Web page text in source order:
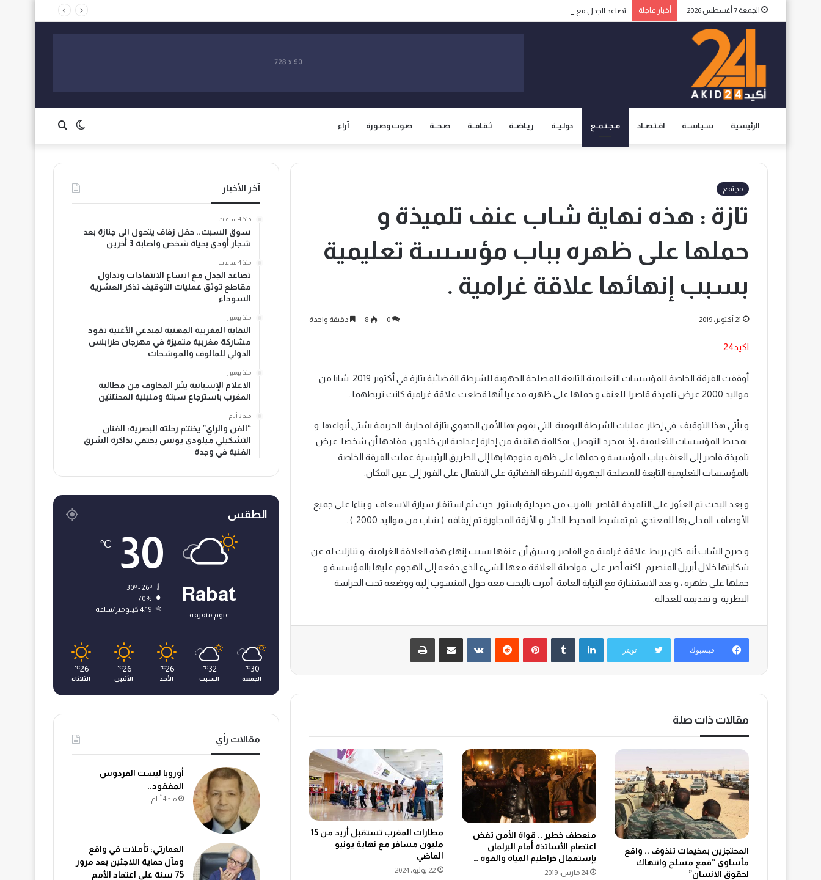
الجمعة 7 أغسطس 2026 أخبار عاجلة تصاعد الجدل مع اتساع الانتقادات وتداول مقاطع توثق عمليات التوقيف تذكر العشرية السوداء
الرئيسية سـيـاســة اقـتـصــاد مـجـتـمــع دولـيــة ريـاضــة ثـقـافــة صـحــة صـوت وصـورة آراء الوضع
المظلم
مجتمع
تازة : هذه نهاية شاب عنف تلميذة و
حملها على ظهره بباب مؤسسة تعليمية
بسبب إنهائها علاقة غرامية .
21 أكتوبر، 2019 0
8 دقيقة واحدة
اكيد24
أوقفت الفرقة الخاصة للمؤسسات التعليمية التابعة للمصلحة الجهوية للشرطة القضائية بتازة في أكتوبر 2019 شابا من
مواليد 2000 عرض تلميذة قاصرا للعنف و حملها على ظهره مدعيا أنها قطعت علاقة غرامية كانت تربطهما .
و يأتي هذا التوقيف في إطار عمليات الشرطة اليومية التي يقوم بها الأمن الجهوي بتازة لمحاربة الجريمة بشتى أنواعها و
بمحيط المؤسسات التعليمية ، إذ بمجرد التوصل بمكالمة هاتفية من إدارة إعدادية ابن خلدون مفادها أن شخصا عرض
تلميذة قاصر إلى العنف بباب المؤسسة و حملها على ظهره متوجها بها إلى الطريق الرئيسية عملت الفرقة الخاصة
بالمؤسسات التعليمية التابعة للمصلحة الجهوية للشرطة القضائية على الانتقال على الفور إلى عين المكان.
و بعد البحث تم العثور على التلميذة القاصر بالقرب من صيدلية باستور حيث ثم استنفار سيارة الاسعاف و بناءا على جميع
الأوصاف المدلى بها للمعتدي تم تمشيط المحيط الدائر و الأزقة المجاورة تم إيقافه ( شاب من مواليد 2000 ) .
و صرح الشاب أنه كان يربط علاقة غرامية مع القاصر و سبق أن عنفها بسبب إنهاء هذه العلاقة الغرامية و تنازلت له عن
شكايتها خلال أبريل المنصرم . لكنه أصر على مواصلة العلاقة معها الشيء الذي دفعه إلى الهجوم عليها بالمؤسسة و
حملها على ظهره ، و بعد الاستشارة مع النيابة العامة أمرت بالبحث معه حول المنسوب إليه ووضعه تحت الحراسة
النظرية و تقديمه للعدالة.
فيسبوك تويتر
لينكدإن بينتيريست ‏VKontakte
مقالات ذات صلة
المحتجزين بمخيمات تنذوف .. واقع
مأساوي “قمع مسلح وانتهاك
لحقوق الانسان”
منعطف خطير .. قواة الأمن تفض
اعتصام الأساتذة أمام البرلمان
بإستعمال خراطيم المياه والقوة …
24 مارس، 2019
مطارات المغرب تستقبل أزيد من 15
مليون مسافر مع نهاية يونيو
الماضي
22 يوليو، 2024
آخر الأخبار
منذ 4 ساعات
سوق السبت.. حفل زفاف يتحول الى جنازة بعد
شجار أودى بحياة شخص واصابة 3 أخرين
منذ 4 ساعات
تصاعد الجدل مع اتساع الانتقادات وتداول
مقاطع توثق عمليات التوقيف تذكر العشرية
السوداء
منذ يومين
النقابة المغربية المهنية لمبدعي الأغنية تقود
مشاركة مغربية متميزة في مهرجان طرابلس
الدولي للمالوف والموشحات
منذ يومين
الاعلام الإسبانية يثير المخاوف من مطالبة
المغرب باسترجاع سبتة ومليلية المحتلتين
منذ 3 أيام
“الفن والراي” يختتم رحلته البصرية: الفنان
التشكيلي ميلودي يونس يحتفي بذاكرة الشرق
الفنية في وجدة
الطقس
Rabat
غيوم متفرقة
30
℃
70%
4.19 كيلومتر/ساعة
30
℃
الجمعة
32
℃
السبت
26
℃
الأحد
26
℃
الأثنين
26
℃
الثلاثاء
مقالات رأي
أوروبا ليست الفردوس
المفقود..
منذ 4 أيام
العمارتي: تأملات في واقع
ومآل حماية اللاجئين بعد مرور
75 سنة على اعتماد الأمم